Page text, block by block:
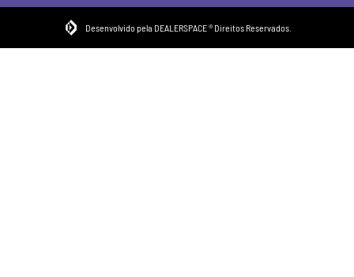
Desenvolvido pela DEALERSPACE ® Direitos Reservados.